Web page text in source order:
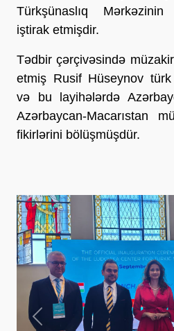
Türkşünaslıq Mərkəzinin
iştirak etmişdir.
Tədbir çərçivəsində
etmiş Rusif Hüseynov
və bu layihələrdə
Azərbaycan-Macarıstan
fikirlərini bölüşmüşdür.
Previous